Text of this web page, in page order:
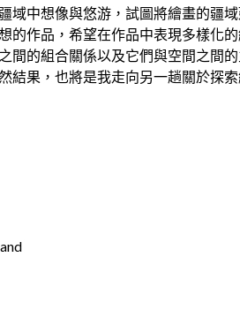
域中想像與悠游，試圖將繪畫的疆
的作品，希望在作品中表現多樣化
間的組合關係以及它們與空間之間
結果，也將是我走向另一趟關於探